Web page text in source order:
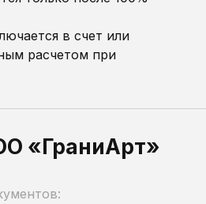
в счет или
расчетом при
«ГраниАрт»